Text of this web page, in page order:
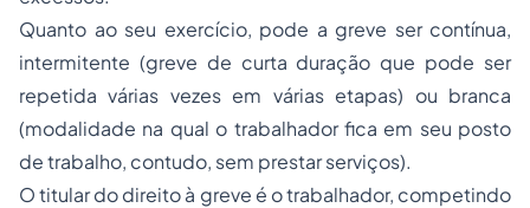
Quanto ao seu exercício, pode a greve ser contínua,
intermitente (greve de curta duração que pode ser
repetida várias vezes em várias etapas) ou branca
(modalidade na qual o trabalhador fica em seu posto
de trabalho, contudo, sem prestar serviços).
O titular do direito à greve é o trabalhador, competindo